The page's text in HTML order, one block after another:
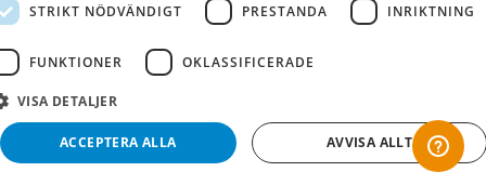
STRIKT NÖDVÄNDIGT PRESTANDA INRIKTNING
FUNKTIONER OKLASSIFICERADE
VISA DETALJER
ACCEPTERA ALLA AVVISA ALLT